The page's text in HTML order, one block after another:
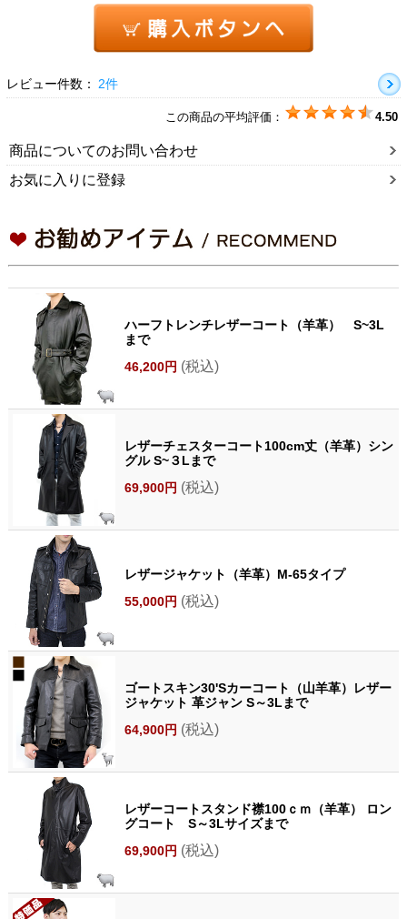
レビュー件数： 2件
この商品の平均評価： 4.50
商品についてのお問い合わせ
お気に入りに登録
ハーフトレンチレザーコート（羊革） S~3L
まで
46,200円 (税込)
レザーチェスターコート100cm丈（羊革）シン
グル S~３Lまで
69,900円 (税込)
レザージャケット（羊革）M-65タイプ
55,000円 (税込)
ゴートスキン30'Sカーコート（山羊革）レザー
ジャケット 革ジャン S～3Lまで
64,900円 (税込)
レザーコートスタンド襟100ｃｍ（羊革） ロン
グコート S～3Lサイズまで
69,900円 (税込)